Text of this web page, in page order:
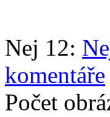
Nej 12:
komentáře
Počet